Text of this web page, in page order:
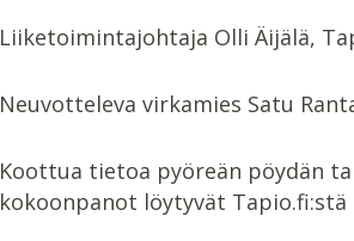
Liiketoimintajohtaja Olli Äijälä,
Neuvotteleva virkamies Satu
Koottua tietoa pyöreän pöydän
kokoonpanot löytyvät Tapio.fi:stä